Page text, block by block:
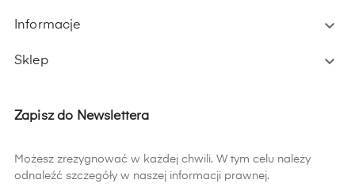
Informacje 
Sklep 
Zapisz do Newslettera
Możesz zrezygnować w każdej chwili. W tym celu należy
odnaleźć szczegóły w naszej informacji prawnej.